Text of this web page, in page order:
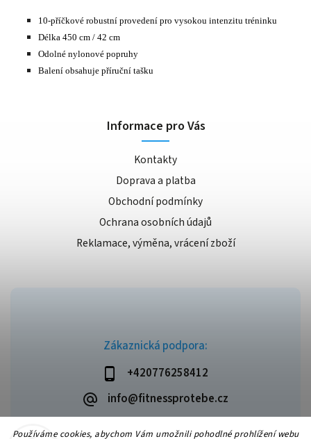
Používáme cookies, abychom Vám umožnili pohodlné prohlížení webu
10-příčkové robustní provedení pro vysokou intenzitu tréninku
Délka 450 cm / 42 cm
Odolné nylonové popruhy
Balení obsahuje příruční tašku
Zákaznická podpora:
+420776258412
info@fitnessprotebe.cz
Informace pro Vás
Kontakty
Doprava a platba
Obchodní podmínky
Ochrana osobních údajů
Reklamace, výměna, vrácení zboží